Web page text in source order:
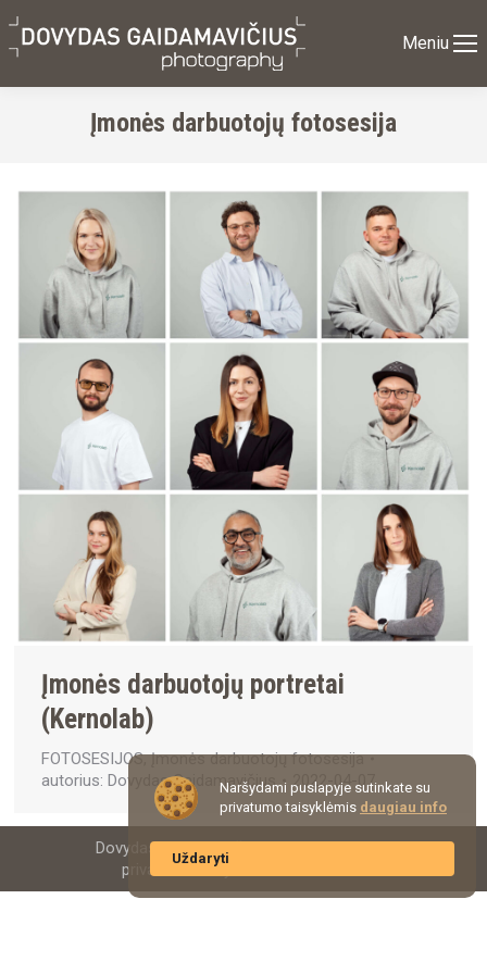
Meniu
Įmonės darbuotojų fotosesija
Įmonės darbuotojų portretai
(Kernolab)
FOTOSESIJOS,Įmonės darbuotojų fotosesija
autorius: Dovydas Gaidamavičius 2022-04-07
Dovydas Gaidamavičius | PHOTOGRAPHY
privatumo taisyklės
Naršydami puslapyje sutinkate su
privatumo taisyklėmis daugiau info
Uždaryti